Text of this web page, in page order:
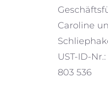
Caroline
UST-ID-
803 536